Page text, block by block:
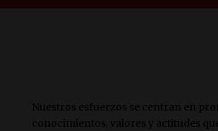
Nuestros esfuerzos se centran en
conocimientos, valores y actitudes